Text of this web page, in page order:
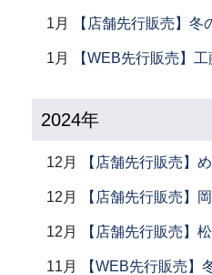
1月 【店舗先行販売】冬
1月 【WEB先行販売】
2024年
12月 【店舗先行販売】
12月 【店舗先行販売】
12月 【店舗先行販売】
11月 【WEB先行販売】